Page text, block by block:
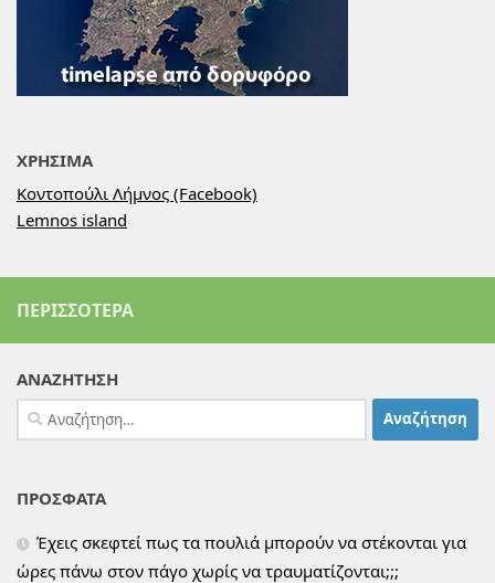
ΧΡΗΣΙΜΑ
Κοντοπούλι Λήμνος (Facebook)
Lemnos island
ΠΕΡΙΣΣΌΤΕΡΑ
ΑΝΑΖΗΤΗΣΗ
Αναζήτηση
για:
ΠΡΟΣΦΑΤΑ
Έχεις σκεφτεί πως τα πουλιά μπορούν να στέκονται για
ώρες πάνω στον πάγο χωρίς να τραυματίζονται;;;